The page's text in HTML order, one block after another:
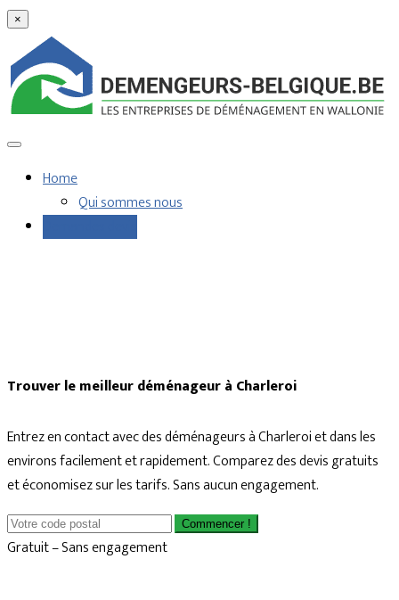
×
Home
Qui sommes nous
Trouver le meilleur déménageur à Charleroi
Entrez en contact avec des déménageurs à Charleroi et dans les
environs facilement et rapidement. Comparez des devis gratuits
et économisez sur les tarifs. Sans aucun engagement.
Commencer !
Gratuit – Sans engagement